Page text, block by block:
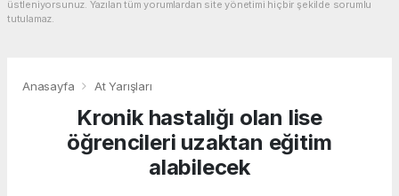
üstleniyorsunuz. Yazılan tüm yorumlardan site yönetimi hiçbir şekilde sorumlu
tutulamaz.
Anasayfa At Yarışları
Kronik hastalığı olan lise
öğrencileri uzaktan eğitim
alabilecek